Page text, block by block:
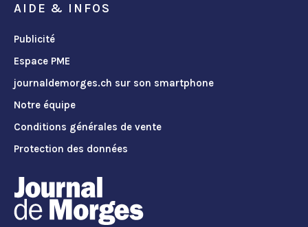
AIDE & INFOS
Publicité
Espace PME
journaldemorges.ch sur son smartphone
Notre équipe
Conditions générales de vente
Protection des données